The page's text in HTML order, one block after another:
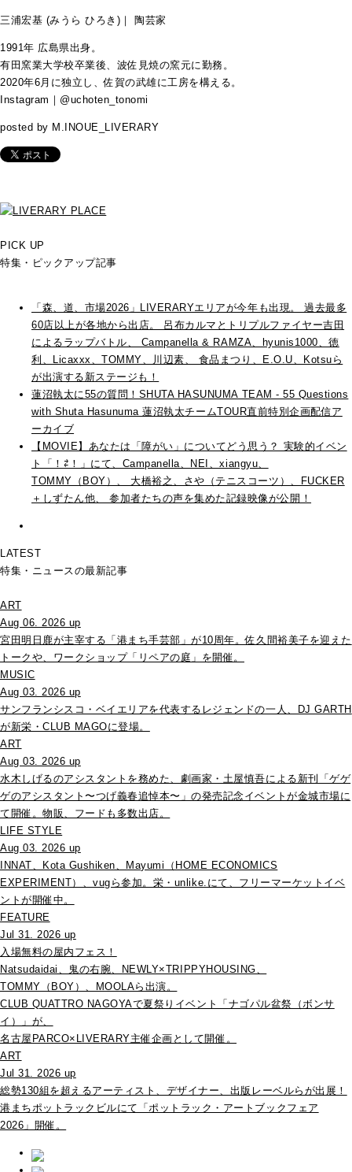
三浦宏基 (みうら ひろき)｜ 陶芸家
1991年 広島県出身。
有田窯業大学校卒業後、波佐見焼の窯元に勤務。
2020年6月に独立し、佐賀の武雄に工房を構える。
Instagram｜@uchoten_tonomi
posted by M.INOUE_LIVERARY
PICK UP
特集・ピックアップ記事
「森、道、市場2026」LIVERARYエリアが今年も出現。 過去最多
60店以上が各地から出店。 呂布カルマとトリプルファイヤー吉田
によるラップバトル、 Campanella & RAMZA、hyunis1000、徳
利、Licaxxx、TOMMY、川辺素、 食品まつり、E.O.U、Kotsuら
が出演する新ステージも！
蓮沼執太に55の質問！SHUTA HASUNUMA TEAM - 55 Questions
with Shuta Hasunuma 蓮沼執太チームTOUR直前特別企画配信ア
ーカイブ
【MOVIE】あなたは「障がい」についてどう思う？ 実験的イベン
ト「！⇄！」にて、Campanella、NEI、xiangyu、
TOMMY（BOY）、 大橋裕之、さや（テニスコーツ）、FUCKER
＋しずたん他、 参加者たちの声を集めた記録映像が公開！
LATEST
特集・ニュースの最新記事
ART
Aug 06. 2026 up
宮田明日鹿が主宰する「港まち手芸部」が10周年。佐久間裕美子を迎えた
トークや、ワークショップ「リペアの庭」を開催。
MUSIC
Aug 03. 2026 up
サンフランシスコ・ベイエリアを代表するレジェンドの一人、DJ GARTH
が新栄・CLUB MAGOに登場。
ART
Aug 03. 2026 up
水木しげるのアシスタントを務めた、劇画家・土屋慎吾による新刊「ゲゲ
ゲのアシスタント〜つげ義春追悼本〜」の発売記念イベントが金城市場に
て開催。物販、フードも多数出店。
LIFE STYLE
Aug 03. 2026 up
INNAT、Kota Gushiken、Mayumi（HOME ECONOMICS
EXPERIMENT）、vugら参加。栄・unlike.にて、フリーマーケットイベ
ントが開催中。
FEATURE
Jul 31. 2026 up
入場無料の屋内フェス！
Natsudaidai、鬼の右腕、NEWLY×TRIPPYHOUSING、
TOMMY（BOY）、MOOLAら出演。
CLUB QUATTRO NAGOYAで夏祭りイベント「ナゴパル盆祭（ボンサ
イ）」が、
名古屋PARCO×LIVERARY主催企画として開催。
ART
Jul 31. 2026 up
総勢130組を超えるアーティスト、デザイナー、出版レーベルらが出展！
港まちポットラックビルにて「ポットラック・アートブックフェア
2026」開催。